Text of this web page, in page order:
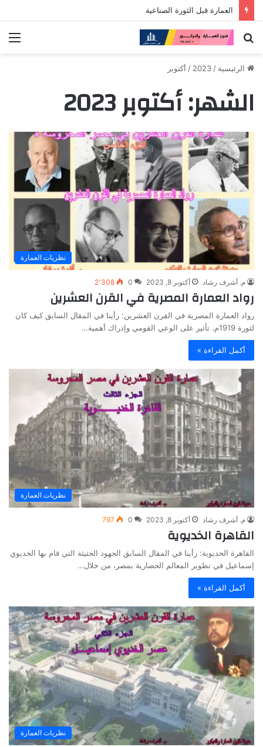
العمارة قبل الثورة الصناعية
بحث
الرئيسية /
2023
/ أكتوبر
الشهر:أكتوبر 2023
نظريات العمارة
م. أشرف رشاد أكتوبر 8, 2023 0 2٬308
رواد العمارة المصرية في القرن العشرين
رواد العمارة المصرية في القرن العشرين: رأينا في المقال السابق كيف كان
لثورة 1919م. تأثير على الوعي القومي وإدراك أهمية…
أكمل القراءة »
نظريات العمارة
م. أشرف رشاد أكتوبر 8, 2023 0
797
القاهرة الخديوية
القاهرة الخديوية: رأينا في المقال السابق الجهود الحثيثة التي قام بها الخديوي
إسماعيل في تطوير المعالم الحضارية بمصر، من خلال…
أكمل القراءة »
نظريات العمارة